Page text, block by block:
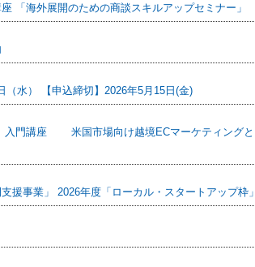
「海外展開のための商談スキルアップセミナー」
（水） 【申込締切】2026年5月15日(金)
門講座 米国市場向け越境ECマーケティング
援事業」 2026年度「ローカル・スタートアップ枠